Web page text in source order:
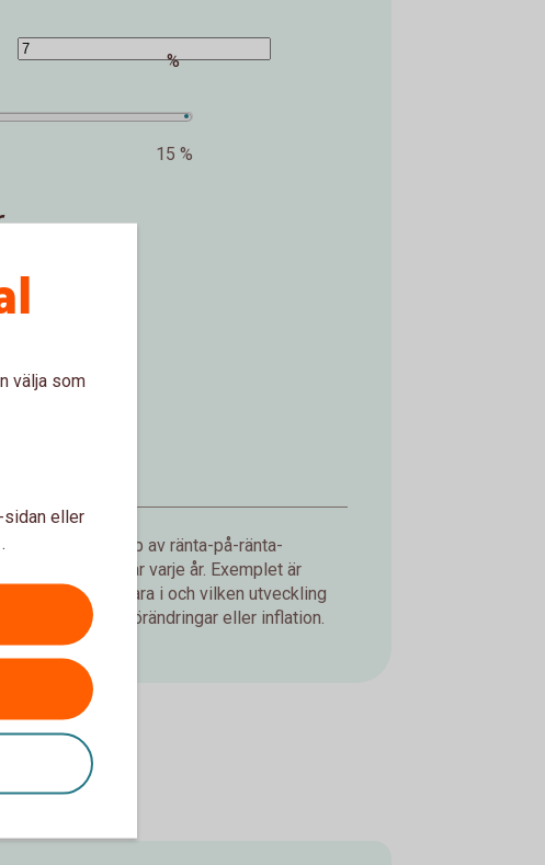
15 %
%
019 kr.
tid med hjälp av ränta-på-ränta-
du får varje år. Exemplet är
du väljer att spara i och vilken utveckling
avgifter, valutaförändringar eller inflation.
välja som
sidan eller
.